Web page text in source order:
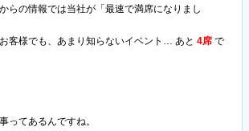
らの情報では当社が「最速で満席になりまし
客様でも、あまり知らないイベント… あと4席 で
ってあるんですね。